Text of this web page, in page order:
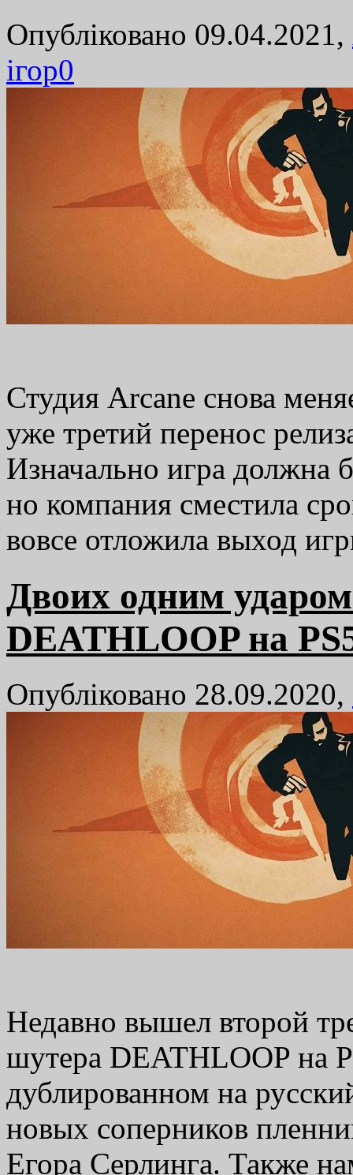
Опубліковано 09.04.2021,
ігор0
Студия Arcane снова
уже третий перенос
Изначально игра должна
но компания сместила
вовсе отложила выход
Двоих одним
DEATHLOOP на
Опубліковано 28.09.2020,
Недавно вышел второй
шутера DEATHLOOP на
дублированном на
новых соперников
Егора Серлинга. Также